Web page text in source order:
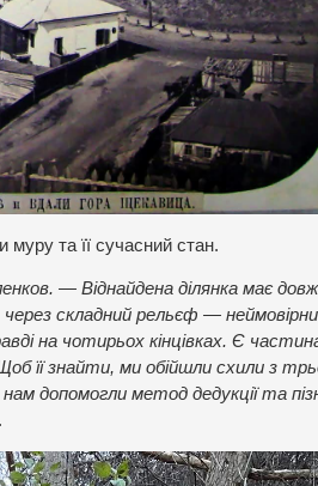
муру та її сучасний стан.
— Віднайдена ділянка має
складний рельєф —
на чотирьох кінцівках. Є
її знайти, ми обійшли схили з
допомогли метод дедукції та
.